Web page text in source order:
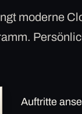
moderne
Auftritte